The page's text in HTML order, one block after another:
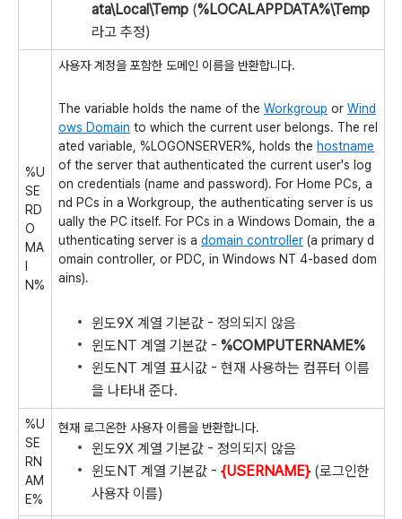
ata\Local\Temp (%LOCALAPPDATA%\Temp
라고 추정)
%U
SE
RD
O
MA
N%
사용자 계정을 포함한 도메인 이름을 반환합니다.
The variable holds the name of the Workgroup or Wind
ows Domain to which the current user belongs. The rel
ated variable, %LOGONSERVER%, holds the hostname
of the server that authenticated the current user's log
on credentials (name and password). For Home PCs, a
nd PCs in a Workgroup, the authenticating server is us
ually the PC itself. For PCs in a Windows Domain, the a
uthenticating server is a domain controller (a primary d
omain controller, or PDC, in Windows NT 4-based dom
ains).
윈도9X 계열 기본값 - 정의되지 않음
윈도NT 계열 기본값 - %COMPUTERNAME%
윈도NT 계열 표시값 - 현재 사용하는 컴퓨터 이름
을 나타내 준다.
%U
SE
RN
AM
E%
현재 로그온한 사용자 이름을 반환합니다.
윈도9X 계열 기본값 - 정의되지 않음
윈도NT 계열 기본값 - {USERNAME} (로그인한
사용자 이름)